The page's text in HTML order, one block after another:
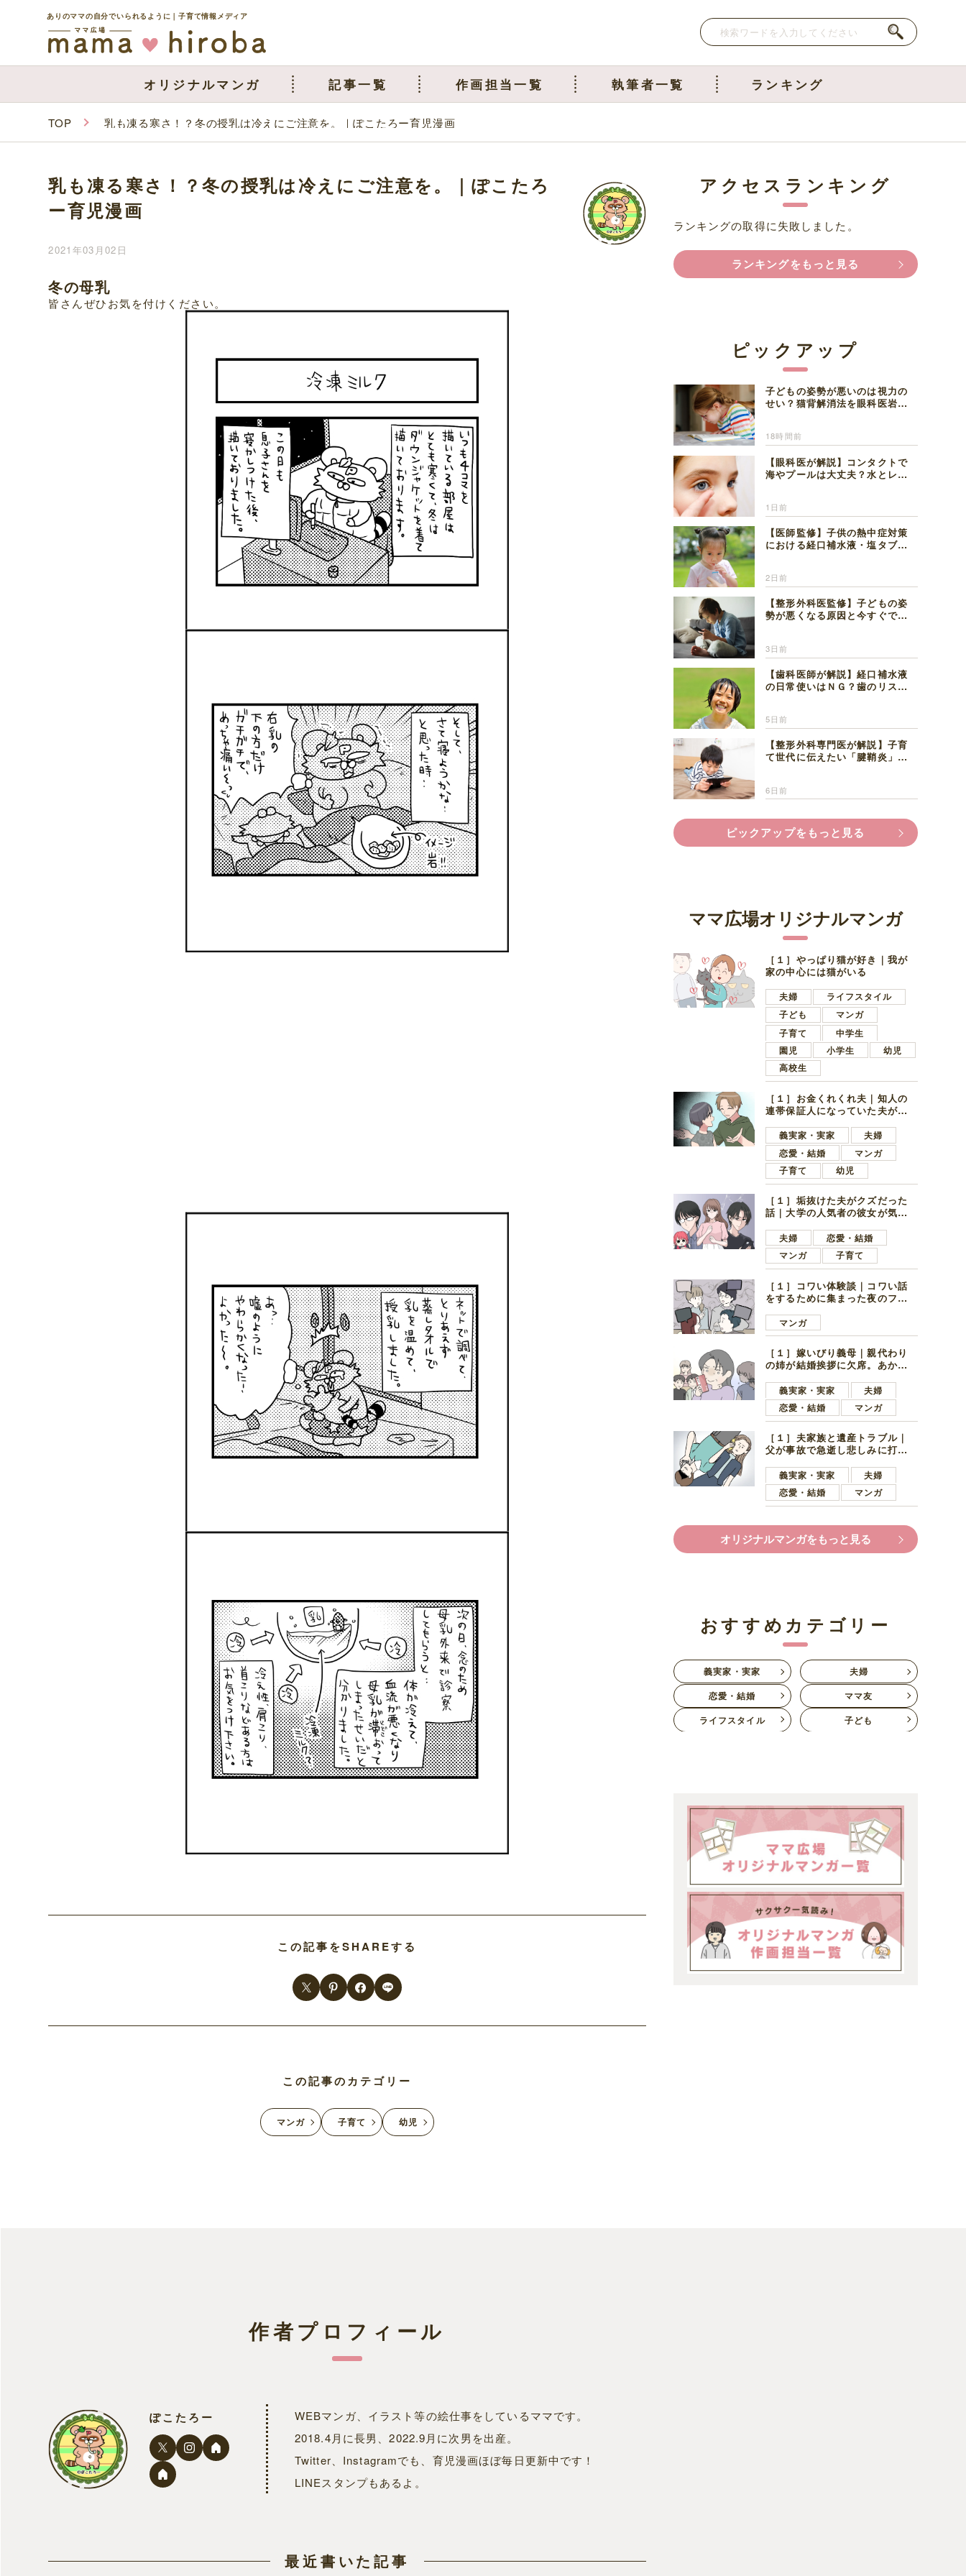
ありのママの自分でいられるように｜子育て情報メディア
オリジナルマンガ 記事一覧 作画担当一覧 執筆者一覧 ランキング
TOP 乳も凍る寒さ！？冬の授乳は冷えにご注意を。｜ぽこたろー育児漫画
乳も凍る寒さ！？冬の授乳は冷えにご注意を。｜ぽこたろ
ー育児漫画
2021年03月02日
冬の母乳
皆さんぜひお気を付けください。
この記事をSHAREする
この記事のカテゴリー
マンガ 子育て 幼児
作者プロフィール
ぽこたろー
WEBマンガ、イラスト等の絵仕事をしているママです。
2018.4月に長男、2022.9月に次男を出産。
Twitter、Instagramでも、育児漫画ほぼ毎日更新中です！
LINEスタンプもあるよ。
最近書いた記事
アクセスランキング
ランキングの取得に失敗しました。
ランキングをもっと見る
ピックアップ
子どもの姿勢が悪いのは視力の
せい？猫背解消法を眼科医岩見
18時間前
【眼科医が解説】コンタクトで
海やプールは大丈夫？水とレン
1日前
【医師監修】子供の熱中症対策
における経口補水液・塩タブレ
2日前
【整形外科医監修】子どもの姿
勢が悪くなる原因と今すぐでき
3日前
【歯科医師が解説】経口補水液
の日常使いはＮＧ？歯のリスク
5日前
【整形外科専門医が解説】子育
て世代に伝えたい「腱鞘炎」の
6日前
ピックアップをもっと見る
ママ広場オリジナルマンガ
［１］やっぱり猫が好き｜我が
家の中心には猫がいる
夫婦
ライフスタイル
子ども
マンガ
子育て
中学生
園児
小学生
幼児
高校生
［１］お金くれくれ夫｜知人の
連帯保証人になっていた夫が家
言ってきた
義実家・実家
夫婦
恋愛・結婚
マンガ
子育て
幼児
［１］垢抜けた夫がクズだった
話｜大学の人気者の彼女が気に
子学生
夫婦
恋愛・結婚
マンガ
子育て
［１］コワい体験談｜コワい話
をするために集まった夜のファ
好きの男の子ママ
マンガ
［１］嫁いびり義母｜親代わり
の姉が結婚挨拶に欠席。あから
義実家・実家
夫婦
恋愛・結婚
マンガ
［１］夫家族と遺産トラブル｜
父が事故で急逝し悲しみに打ち
ます夫
義実家・実家
夫婦
恋愛・結婚
マンガ
オリジナルマンガをもっと見る
おすすめカテゴリー
義実家・実家
夫婦
恋愛・結婚
ママ友
ライフスタイル
子ども